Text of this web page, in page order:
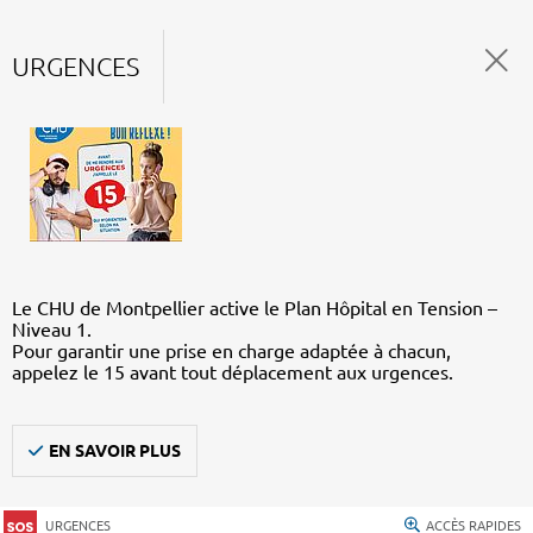
URGENCES
Le CHU de Montpellier active le Plan Hôpital en Tension –
Niveau 1.
Pour garantir une prise en charge adaptée à chacun,
appelez le 15 avant tout déplacement aux urgences.
EN SAVOIR PLUS
URGENCES ACCÈS RAPIDES